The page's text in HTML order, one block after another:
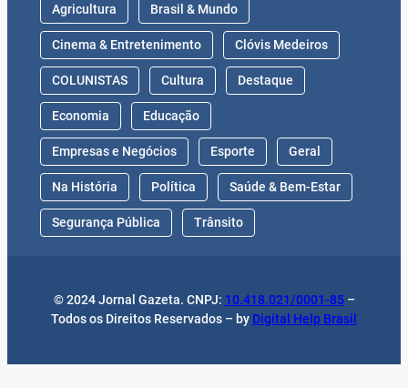
Agricultura Brasil & Mundo
Cinema & Entretenimento Clóvis Medeiros
COLUNISTAS Cultura Destaque
Economia Educação
Empresas e Negócios Esporte Geral
Na História Política Saúde & Bem-Estar
Segurança Pública Trânsito
© 2024 Jornal Gazeta. CNPJ: 10.418.021/0001-85–
Todos os Direitos Reservados – by Digital Help Brasil